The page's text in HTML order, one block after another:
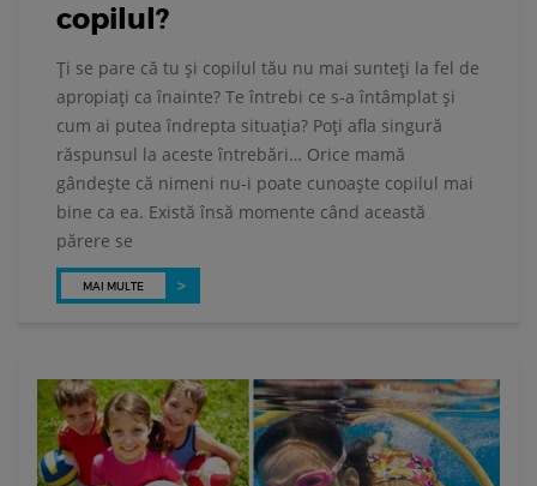
copilul?
Ţi se pare că tu şi copilul tău nu mai sunteţi la fel de
apropiaţi ca înainte? Te întrebi ce s-a întâmplat şi
cum ai putea îndrepta situaţia? Poţi afla singură
răspunsul la aceste întrebări… Orice mamă
gândeşte că nimeni nu-i poate cunoaşte copilul mai
bine ca ea. Există însă momente când această
părere se
MAI MULTE